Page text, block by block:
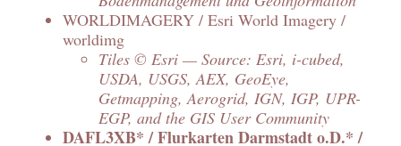
WORLDIMAGERY / Esri World Imagery /
worldimg
Tiles © Esri — Source: Esri, i-cubed,
USDA, USGS, AEX, GeoEye,
Getmapping, Aerogrid, IGN, IGP, UPR-
EGP, and the GIS User Community
DAFL3XB* / Flurkarten Darmstadt o.D.* /